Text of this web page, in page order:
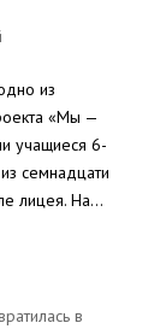
из
«Мы —
учащиеся 6-
семнадцати
лицея. На...
в